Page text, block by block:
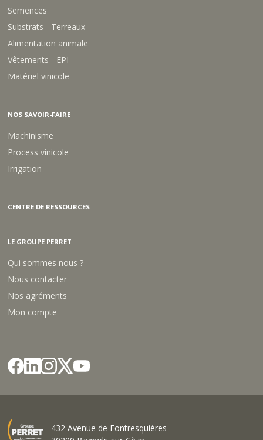
Semences
Substrats - Terreaux
Alimentation animale
Vêtements - EPI
Matériel vinicole
NOS SAVOIR-FAIRE
Machinisme
Process vinicole
Irrigation
CENTRE DE RESSOURCES
LE GROUPE PERRET
Qui sommes nous ?
Nous contacter
Nos agréments
Mon compte
432 Avenue de Fontresquières